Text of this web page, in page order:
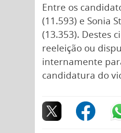
Entre os
(11.593) e Sonia
(13.353). Destes
reeleição ou
internamente
candidatura do